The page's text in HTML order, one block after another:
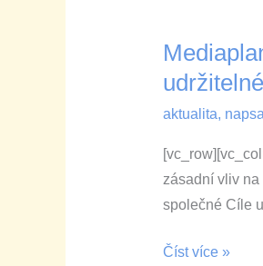
aktualita,
zásadní vliv
společné Cíle
Mediaplanet:
Gender
cestě
k Cílům
udržitelného
Číst více »